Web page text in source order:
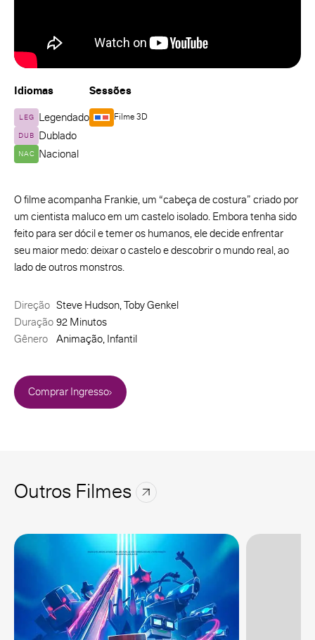
Idiomas
LEG Legendado
DUB Dublado
NAC Nacional
Sessões
Filme 3D
O filme acompanha Frankie, um “cabeça de costura” criado por
um cientista maluco em um castelo isolado. Embora tenha sido
feito para ser dócil e temer os humanos, ele decide enfrentar
seu maior medo: deixar o castelo e descobrir o mundo real, ao
lado de outros monstros.
Direção Steve Hudson, Toby Genkel
Duração 92 Minutos
Gênero
Animação, Infantil
Comprar Ingresso
Outros Filmes